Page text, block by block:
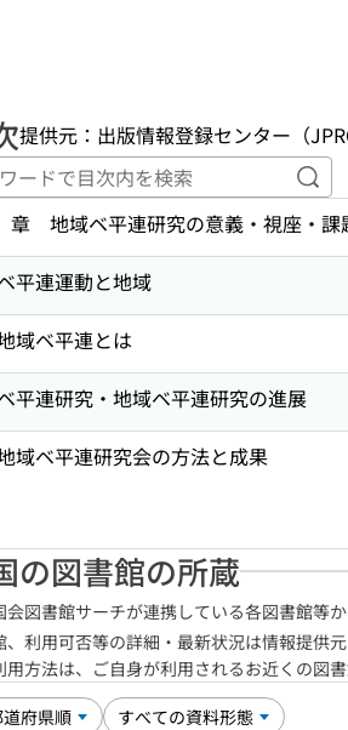
提供元：出版情報登録センター（
キ
地域ベ平連研究の意義・視座・課
平連運動と地域
域ベ平連とは
平連研究・地域ベ平連研究の進展
域ベ平連研究会の方法と成果
の図書館の所蔵
会図書館サーチが連携している各図書館等
、利用可否等の詳細・最新状況は情報提供
用方法は、ご自身が利用されるお近くの図